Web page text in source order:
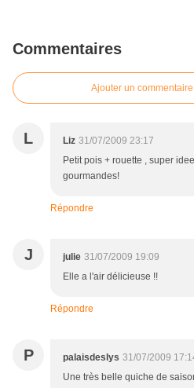
Commentaires
Ajouter un commentaire
L Liz 31/07/2009 23:17
Petit pois + rouette , super
gourmandes!
Répondre
J julie 31/07/2009 19:09
Elle a l'air délicieuse !!
Répondre
P palaisdeslys 31/07/2009
Une très belle quiche de